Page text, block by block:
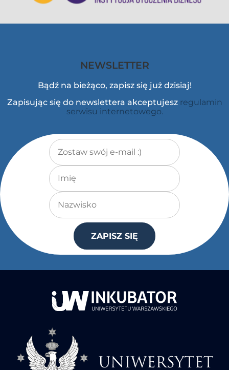
NEWSLETTER
Bądź na bieżąco, zapisz się już dzisiaj!
Zapisując się do newslettera akceptujesz regulamin
serwisu internetowego.
Adres e-mail*
Imię
Nazwisko
ZAPISZ SIĘ